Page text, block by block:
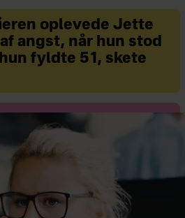
oplevede Jette
angst, når hun stod
fyldte 51, skete